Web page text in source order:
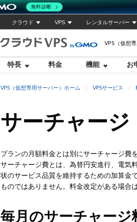
クラウド VPS レンタルサーバー
VPS（仮想
特長 料金 機能 お
VPS（仮想専用サーバー）ホーム VPSサービス
サーチャージ
プランの月額料金とは別にサーチャージ費
サーチャージ費とは、為替円安進行、電気
状のサービス品質を維持するための加算金
ものではありません。料金改定がある場合
毎月のサーチャージ
無料診断